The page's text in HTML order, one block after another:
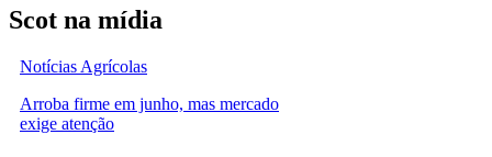
Scot na mídia
Notícias Agrícolas
Arroba firme em junho, mas mercado
exige atenção